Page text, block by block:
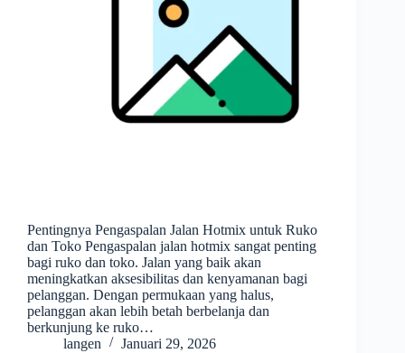
Pentingnya Pengaspalan Jalan Hotmix untuk Ruko
dan Toko Pengaspalan jalan hotmix sangat penting
bagi ruko dan toko. Jalan yang baik akan
meningkatkan aksesibilitas dan kenyamanan bagi
pelanggan. Dengan permukaan yang halus,
pelanggan akan lebih betah berbelanja dan
berkunjung ke ruko…
langen
Januari 29, 2026